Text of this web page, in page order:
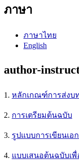
ภาษา
ภาษาไทย
English
author-
1. หลักเกณฑ์การส่งบ
2. การเตรียมต้นฉบับ
3. รูปแบบการเขียนเอ
4. แบบเสนอต้นฉบับเ